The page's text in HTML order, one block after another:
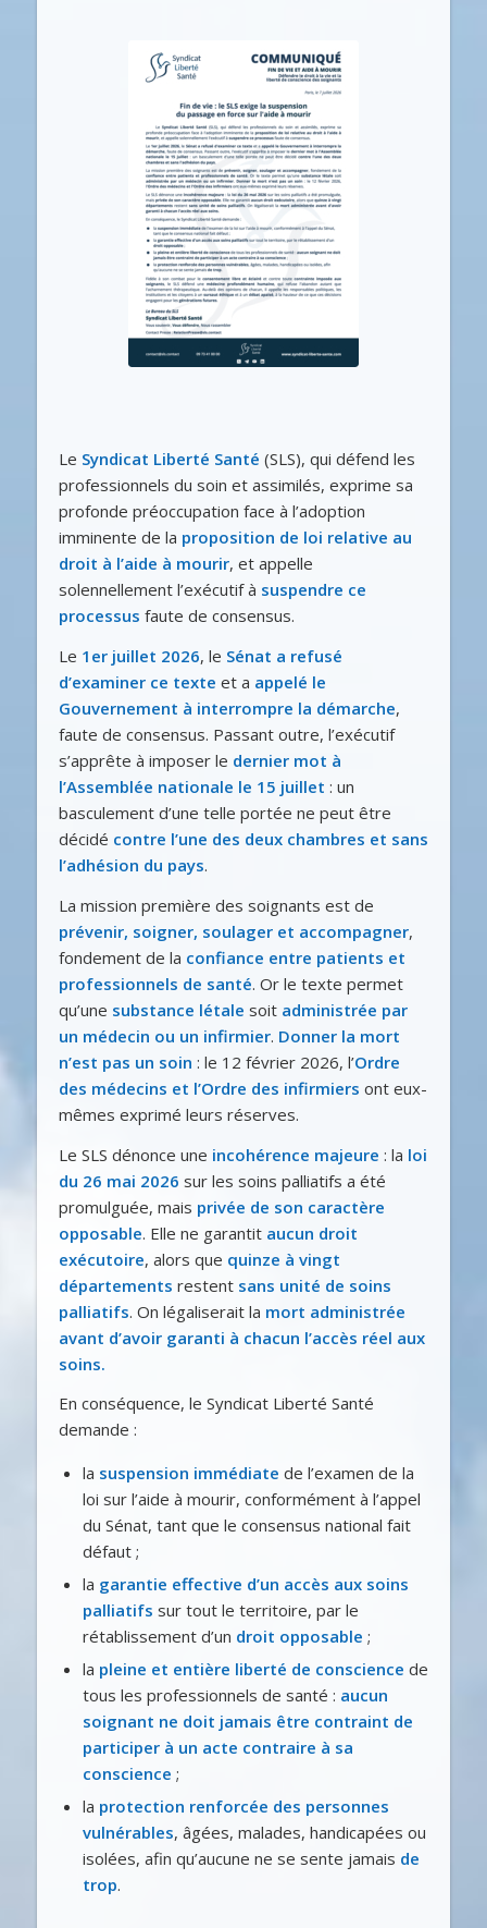
Le Syndicat Liberté Santé (SLS), qui défend les
professionnels du soin et assimilés, exprime sa
profonde préoccupation face à l’adoption
imminente de la proposition de loi relative au
droit à l’aide à mourir, et appelle
solennellement l’exécutif à suspendre ce
processus faute de consensus.
Le 1er juillet 2026, le Sénat a refusé
d’examiner ce texte et a appelé le
Gouvernement à interrompre la démarche,
faute de consensus. Passant outre, l’exécutif
s’apprête à imposer le dernier mot à
l’Assemblée nationale le 15 juillet : un
basculement d’une telle portée ne peut être
décidé contre l’une des deux chambres et sans
l’adhésion du pays.
La mission première des soignants est de
prévenir, soigner, soulager et accompagner,
fondement de la confiance entre patients et
professionnels de santé. Or le texte permet
qu’une substance létale soit administrée par
un médecin ou un infirmier. Donner la mort
n’est pas un soin : le 12 février 2026, l’Ordre
des médecins et l’Ordre des infirmiers ont eux-
mêmes exprimé leurs réserves.
Le SLS dénonce une incohérence majeure : la loi
du 26 mai 2026 sur les soins palliatifs a été
promulguée, mais privée de son caractère
opposable. Elle ne garantit aucun droit
exécutoire, alors que quinze à vingt
départements restent sans unité de soins
palliatifs. On légaliserait la mort administrée
avant d’avoir garanti à chacun l’accès réel aux
soins.
En conséquence, le Syndicat Liberté Santé
demande :
la suspension immédiate de l’examen de la
loi sur l’aide à mourir, conformément à l’appel
du Sénat, tant que le consensus national fait
défaut ;
la garantie effective d’un accès aux soins
palliatifs sur tout le territoire, par le
rétablissement d’un droit opposable ;
la pleine et entière liberté de conscience de
tous les professionnels de santé : aucun
soignant ne doit jamais être contraint de
participer à un acte contraire à sa
conscience ;
la protection renforcée des personnes
vulnérables, âgées, malades, handicapées ou
isolées, afin qu’aucune ne se sente jamais de
trop.